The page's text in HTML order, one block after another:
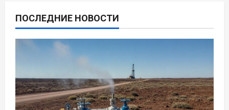
ПОСЛЕДНИЕ НОВОСТИ